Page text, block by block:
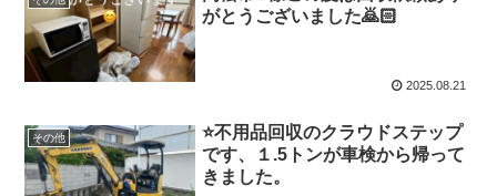
がとうございました🙇🏻
2025.08.21
その他
⭐️不用品回収のクラウドステップ
です、１.5トンが車検から帰って
きました。